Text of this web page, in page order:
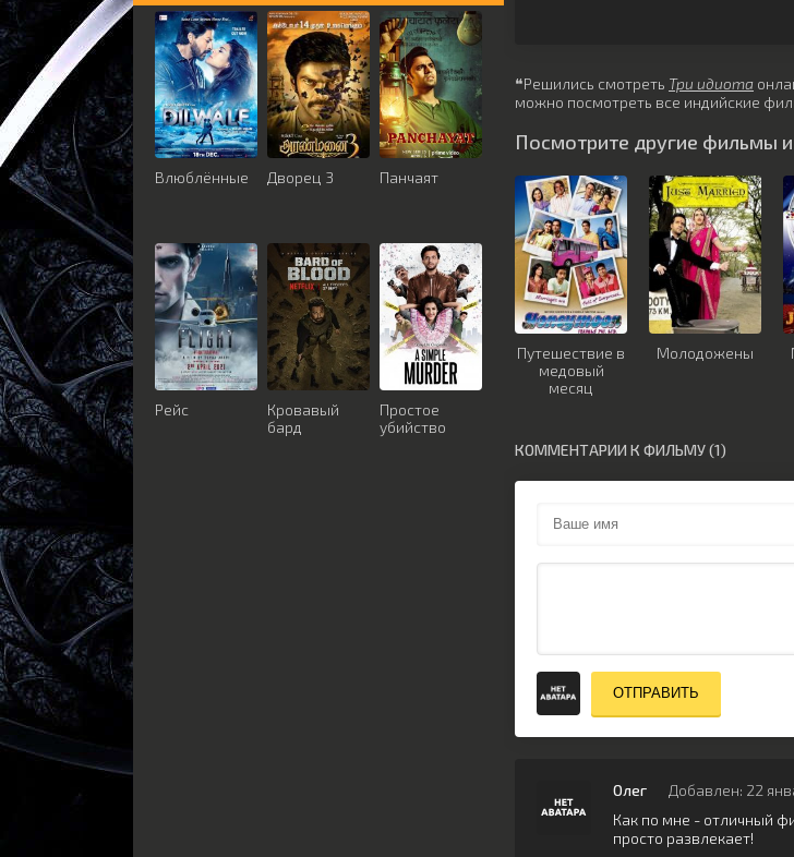
❝Решились смотреть Три идиота
можно посмотреть все индийские
Посмотрите другие фильмы
Путешествие в
медовый
месяц
Молодожены
КОММЕНТАРИИ К ФИЛЬМУ (1)
ОТПРАВИТЬ
Олег
Добавлен: 22
Как по мне - отличный
просто развлекает!
Влюблённые Дворец 3 Панчаят
Рейс
Кровавый
бард
Простое
убийство